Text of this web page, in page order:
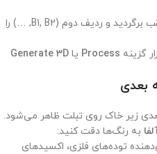
پس از اتمام ردیف اول، یک قدم به عقب برگردید و ردیف دوم (B1, B2, …) را
گزینه Process یا Generate 3D
بعدی
زیر خاک روی تبلت ظاهر می‌شود.
به رنگ‌ها دقت کنید:
توده‌های فلزی، اکسیدهای